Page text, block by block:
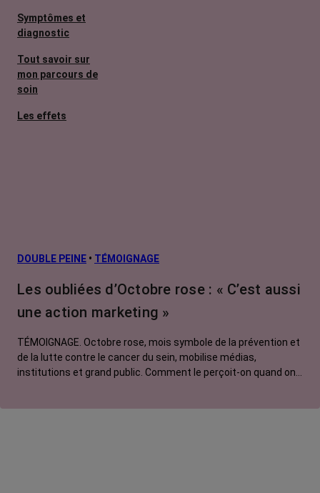
Symptômes et
diagnostic
Tout savoir sur
mon parcours de
soin
Les effets
L’après cancer
Traitements
contre le cancer
DOUBLE PEINE • TÉMOIGNAGE
Les oubliées d’Octobre rose : « C’est aussi
une action marketing »
TÉMOIGNAGE. Octobre rose, mois symbole de la prévention et
de la lutte contre le cancer du sein, mobilise médias,
institutions et grand public. Comment le perçoit-on quand on